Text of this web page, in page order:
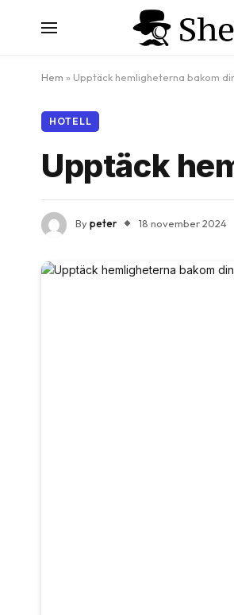
Hem » Upptäck hemligheterna bakom
HOTELL
Upptäck
Bypeter 18 november 2024